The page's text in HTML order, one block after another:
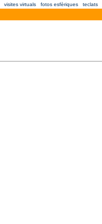
visites virtuals fotos esfèriques teclats